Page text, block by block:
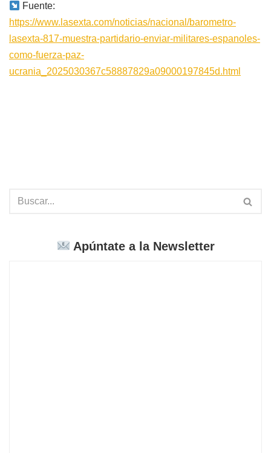
Fuente:
https://www.lasexta.com/noticias/nacional/barometro-
lasexta-817-muestra-partidario-enviar-militares-espanoles-
como-fuerza-paz-
ucrania_2025030367c58887829a09000197845d.html
Apúntate a la Newsletter